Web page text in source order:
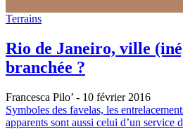
Terrains
Rio de Janeiro, ville
branchée ?
Francesca Pilo’ - 10 février 2016
Symboles des favelas, les
apparents sont aussi celui d’un service